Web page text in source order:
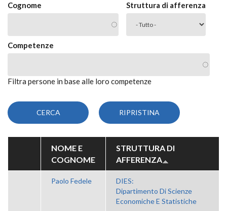
Cognome Struttura di afferenza
Competenze
Filtra persone in base alle loro competenze
NOME E
COGNOME
STRUTTURA DI
AFFERENZA
Paolo Fedele
DIES:
Dipartimento Di Scienze
Economiche E Statistiche